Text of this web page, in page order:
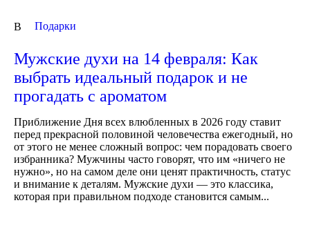
В Подарки
Мужские духи на 14 февраля: Как
выбрать идеальный подарок и не
прогадать с ароматом
Приближение Дня всех влюбленных в 2026 году ставит
перед прекрасной половиной человечества ежегодный, но
от этого не менее сложный вопрос: чем порадовать своего
избранника? Мужчины часто говорят, что им «ничего не
нужно», но на самом деле они ценят практичность, статус
и внимание к деталям. Мужские духи — это классика,
которая при правильном подходе становится самым...